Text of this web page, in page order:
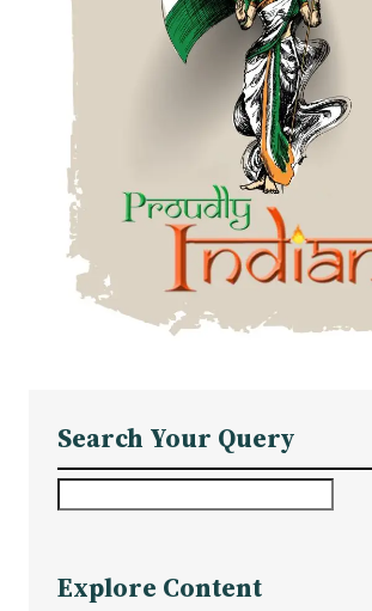
Search Your Query
r
Explore Content